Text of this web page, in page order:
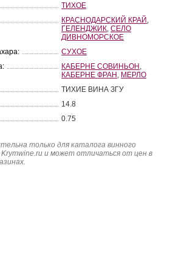
ТИХОЕ
КРАСНОДАРСКИЙ КРАЙ
ГЕЛЕНДЖИК ,СЕЛО
ДИВНОМОРСКОЕ
СУХОЕ
КАБЕРНЕ СОВИНЬОН
КАБЕРНЕ ФРАН МЕРЛО
ТИХИЕ ВИНА ЗГУ
14.8
0.75
только для каталога винного
и может отличаться от цен в